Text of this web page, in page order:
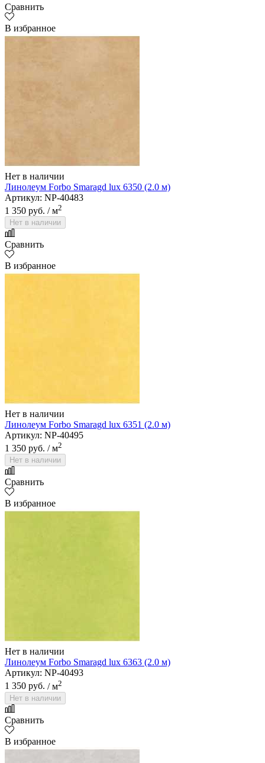
Сравнить
В избранное
Нет в наличии
Линолеум Forbo Smaragd lux 6350 (2.0 м)
Артикул: NP-40483
1 350 руб. / м2
Нет в наличии
Сравнить
В избранное
Нет в наличии
Линолеум Forbo Smaragd lux 6351 (2.0 м)
Артикул: NP-40495
1 350 руб. / м2
Нет в наличии
Сравнить
В избранное
Нет в наличии
Линолеум Forbo Smaragd lux 6363 (2.0 м)
Артикул: NP-40493
1 350 руб. / м2
Нет в наличии
Сравнить
В избранное